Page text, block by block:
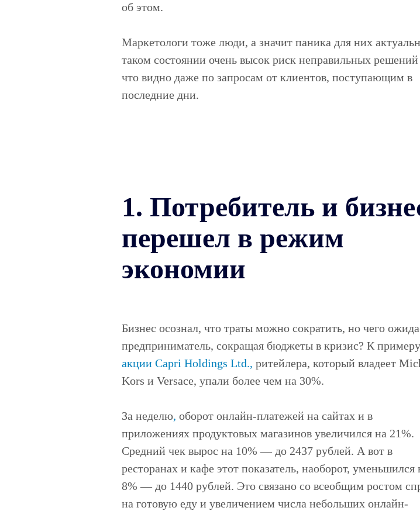
об этом.
Маркетологи тоже люди, а значит паника для них
таком состоянии очень высок риск неправильных
что видно даже по запросам от клиентов, поступающим в
последние дни.
1. Потребитель и
перешел в режим
экономии
Бизнес осознал, что траты можно сократить, но чего
предприниматель, сокращая бюджеты в кризис? К
акции Capri Holdings Ltd., ритейлера, который владеет
Kors и Versace, упали более чем на 30%.
За неделю, оборот онлайн-платежей на сайтах и в
приложениях продуктовых магазинов увеличился на 21%.
Средний чек вырос на 10% — до 2437 рублей. А вот в
ресторанах и кафе этот показатель, наоборот, уменьшился
8% — до 1440 рублей. Это связано со всеобщим ростом
на готовую еду и увеличением числа небольших онлайн-